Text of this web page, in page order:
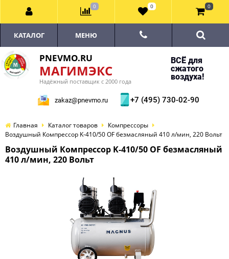
PNEVMO.RU
МАГИМЭКС
Надёжный поставщик с 2000 года
ВСЁ для
сжатого
воздуха!
zakaz@pnevmo.ru +7 (495) 730-02-90
КАТАЛОГ МЕНЮ
Главная Каталог товаров
Компрессоры
Воздушный Компрессор K-410/50 OF безмасляный 410 л/мин, 220 Вольт
Воздушный Компрессор K-410/50 OF безмасляный
410 л/мин, 220 Вольт
0 0 0